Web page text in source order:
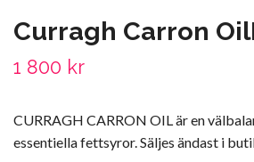
Curragh Carron
1 800 kr
CURRAGH CARRON OIL är en
essentiella fettsyror. Säljes ändast i